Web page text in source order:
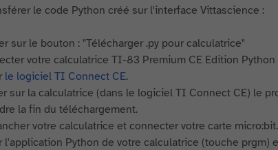
le code Python créé sur l'interface Vittascience :
sur le bouton : "Télécharger .py pour calculatrice"
votre calculatrice TI-83 Premium CE Edition
le logiciel TI Connect CE.
sur la calculatrice (dans le logiciel TI Connect CE) le
la fin du téléchargement.
votre calculatrice et connecter votre carte micro:bit.
l'application Python de votre calculatrice (touche prgm)